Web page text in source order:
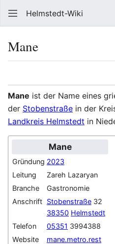
Helmstedt-Wiki
Mane
Mane ist der Name eines
der Stobenstraße in der
Landkreis Helmstedt in
Mane
Gründung 2023
Leitung
Zareh Lazaryan
Branche
Gastronomie
Anschrift Stobenstraße 32
38350 Helmstedt
Telefon
05351 3994388
Website
mane.metro.rest